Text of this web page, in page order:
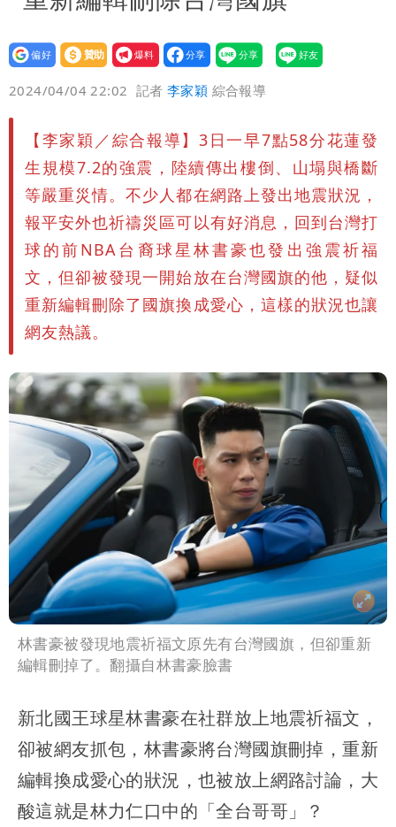
家！縣府出手了
經紀人強吻女藝人「我又沒伸舌頭」 連
法官都怒了：相當噁心
桃園復興宣布今停班課！全台放假情形一
次看
慈濟遭詐10億 他點名顏博文下台：認
錯有那麼難嗎？
颱風相當有感！海警持續到明晨 北部風
雨這時才變小
五月天冠佑20歲女兒「遭AI假造不雅影
像」 憤怒發聲：已截圖
最新風雨預測！今天「9地區」達停班課
標準
白海豚走後 西南季風全面接管！未來一
周溼答答
設為
贊助
我要
爆料
2024/04/04 22:02 記者李家穎 綜合報導
【李家穎／綜合報導】3日一早7點58分花蓮發
生規模7.2的強震，陸續傳出樓倒、山塌與橋斷
等嚴重災情。不少人都在網路上發出地震狀況，
報平安外也祈禱災區可以有好消息，回到台灣打
球的前NBA台裔球星林書豪也發出強震祈福
文，但卻被發現一開始放在台灣國旗的他，疑似
重新編輯刪除了國旗換成愛心，這樣的狀況也讓
網友熱議。
林書豪被發現地震祈福文原先有台灣國旗，但卻重新
編輯刪掉了。翻攝自林書豪臉書
新北國王球星林書豪在社群放上地震祈福文，
卻被網友抓包，林書豪將台灣國旗刪掉，重新
編輯換成愛心的狀況，也被放上網路討論，大
酸這就是林力仁口中的「全台哥哥」？